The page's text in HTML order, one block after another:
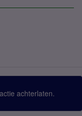
achterlaten.